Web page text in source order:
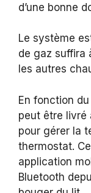
d’une bonne
Le système
de gaz suffira
les autres
En fonction
peut être livré
pour gérer la
thermostat.
application
Bluetooth